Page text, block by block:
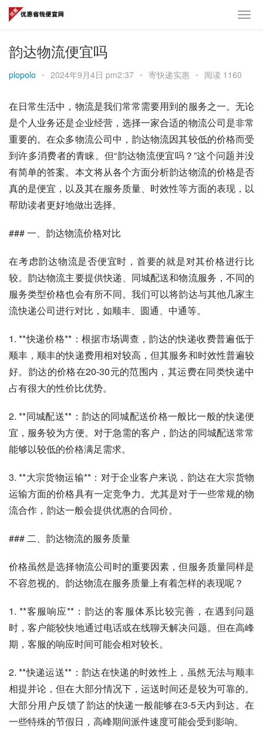
韵达物流便宜吗
plopolo • 2024年9月4日 pm2:37 • 寄快递实惠 • 阅读 1160
在日常生活中，物流是我们常常需要用到的服务之一。无论
是个人业务还是企业经营，选择一家合适的物流公司是非常
重要的。在众多物流公司中，韵达物流因其较低的价格而受
到许多消费者的青睐。但“韵达物流便宜吗？”这个问题并没
有简单的答案。本文将从各个方面分析韵达物流的价格是否
真的是便宜，以及其在服务质量、时效性等方面的表现，以
帮助读者更好地做出选择。
### 一、韵达物流价格对比
在考虑韵达物流是否便宜时，首要的就是对其价格进行比
较。韵达物流主要提供快递、同城配送和物流服务，不同的
服务类型价格也会有所不同。我们可以将韵达与其他几家主
流快递公司进行对比，如顺丰、圆通、中通等。
1. **快递价格**：根据市场调查，韵达的快递收费普遍低于
顺丰，顺丰的快递费用相对较高，但其服务和时效性普遍较
好。韵达的价格在20-30元的范围内，其运费在同类快递中
占有很大的性价比优势。
2. **同城配送**：韵达的同城配送价格一般比一般的快递便
宜，服务较为方便。对于急需的客户，韵达的同城配送常常
能够以较低的价格满足需求。
3. **大宗货物运输**：对于企业客户来说，韵达在大宗货物
运输方面的价格具有一定竞争力。尤其是对于一些常规的物
流合作，韵达一般会提供优惠的合同价。
### 二、韵达物流的服务质量
价格虽然是选择物流公司时的重要因素，但服务质量同样是
不容忽视的。韵达物流在服务质量上有着怎样的表现呢？
1. **客服响应**：韵达的客服体系比较完善，在遇到问题
时，客户能较快地通过电话或在线聊天解决问题。但在高峰
期，客服的响应时间可能会相对较长。
2. **快递运送**：韵达在快递的时效性上，虽然无法与顺丰
相提并论，但在大部分情况下，运送时间还是较为可靠的。
大部分用户反馈了韵达的快递一般能够在3-5天内到达。在
一些特殊的节假日，高峰期间派件速度可能会受到影响。